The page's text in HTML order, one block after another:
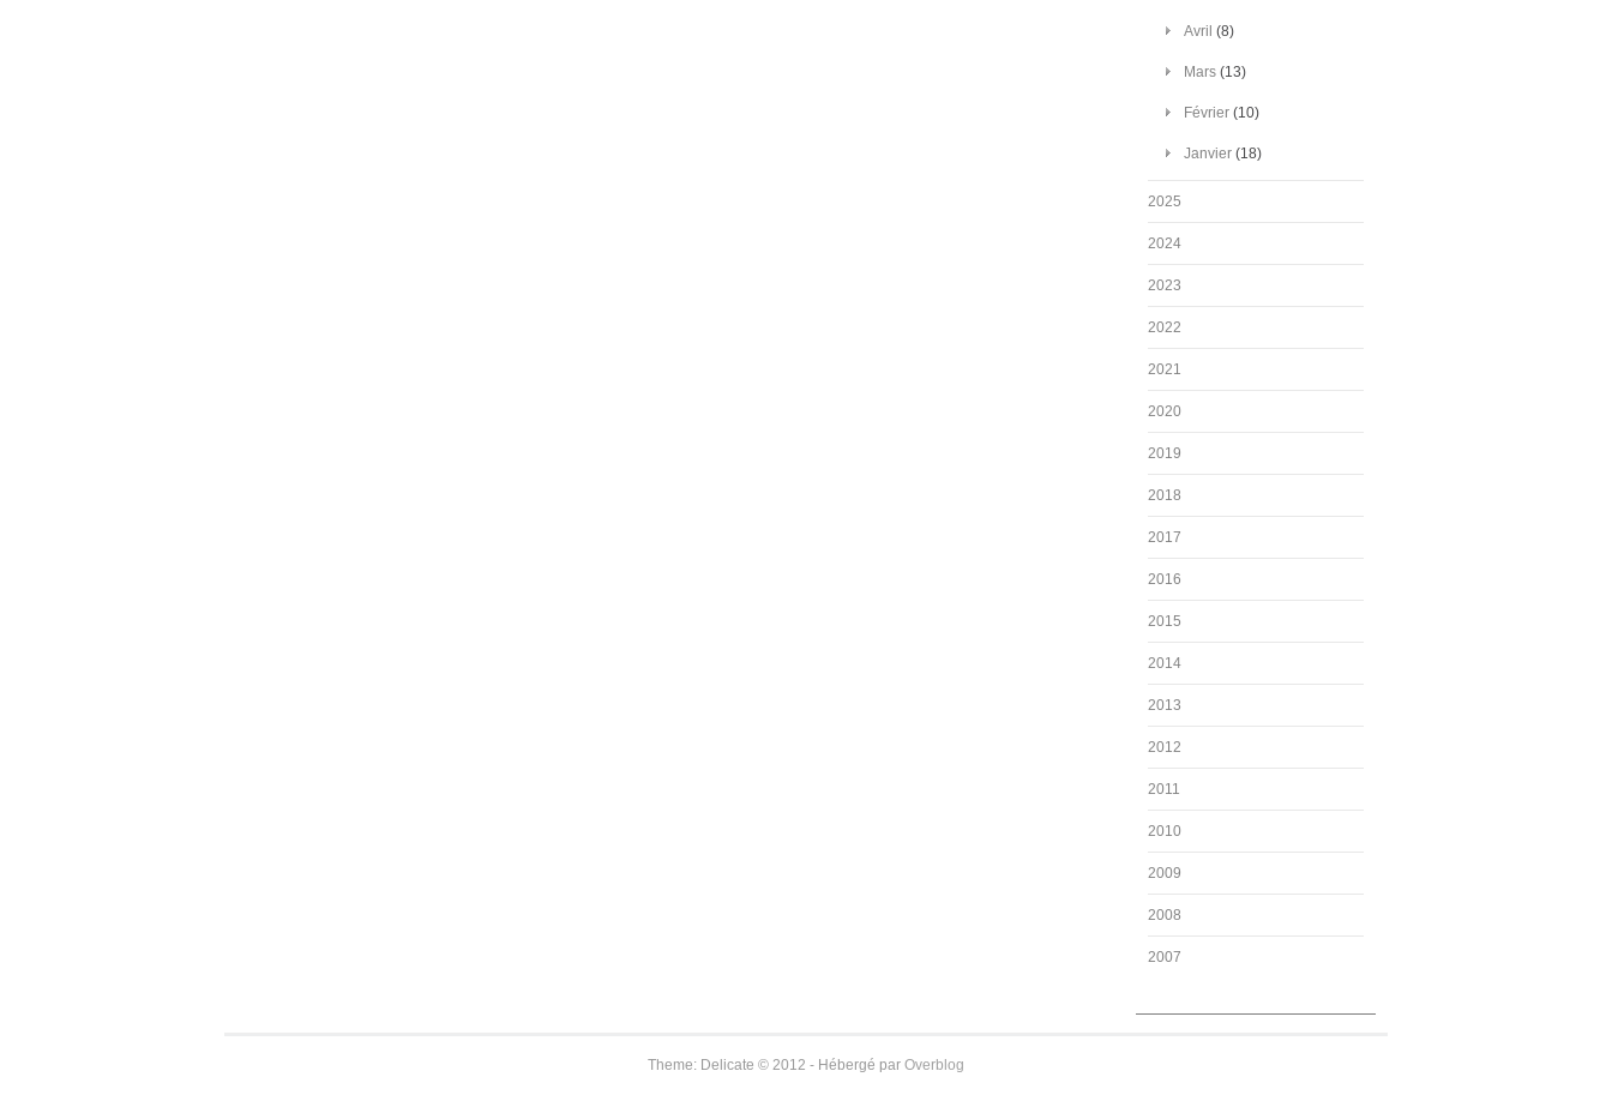
Avril (8)
Mars (13)
Février (10)
Janvier (18)
2025
2024
2023
2022
2021
2020
2019
2018
2017
2016
2015
2014
2013
2012
2011
2010
2009
2008
2007
Theme: Delicate © 2012 - Hébergé par Overblog